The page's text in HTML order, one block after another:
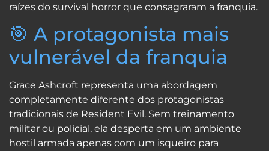
raízes do survival horror que consagraram a franquia.
🎯 A protagonista mais
vulnerável da franquia
Grace Ashcroft representa uma abordagem
completamente diferente dos protagonistas
tradicionais de Resident Evil. Sem treinamento
militar ou policial, ela desperta em um ambiente
hostil armada apenas com um isqueiro para